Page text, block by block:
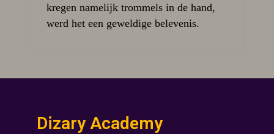
kregen namelijk trommels in de hand,
werd het een geweldige belevenis.
Dizary Academy